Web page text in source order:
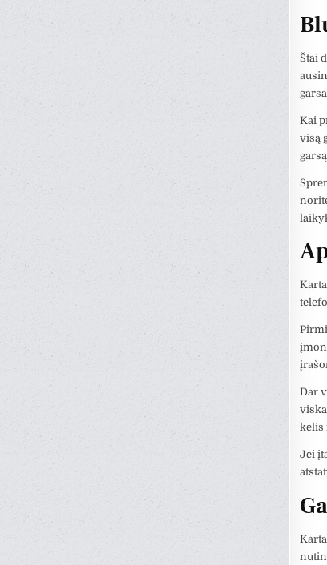
Štai
Kai
visą
Dar
kelis
Jei